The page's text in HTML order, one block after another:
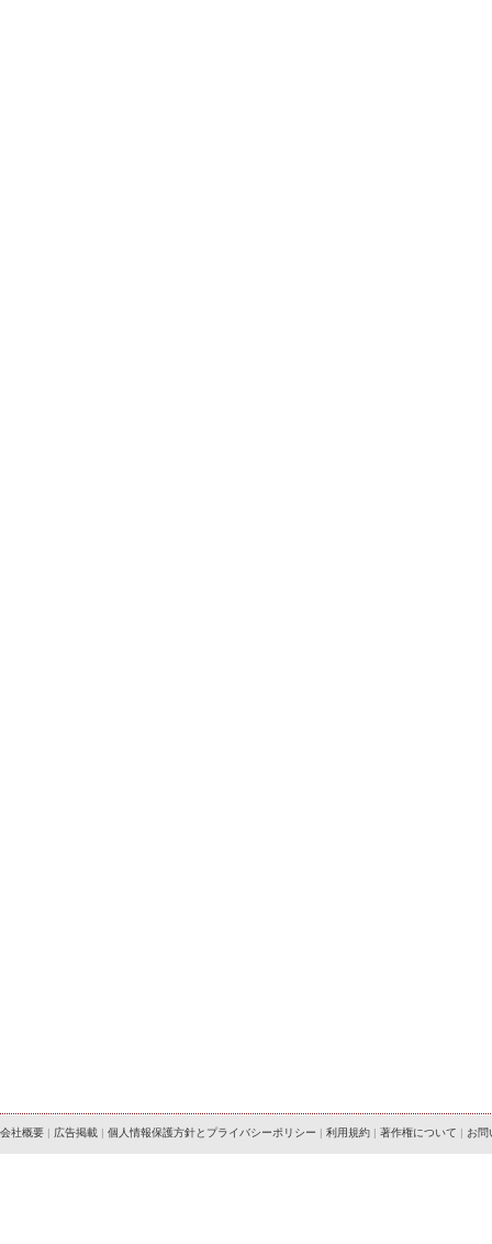
会社概要 | 広告掲載 | 個人情報保護方針とプライバシーポリシー | 利用規約 | 著作権について | お問